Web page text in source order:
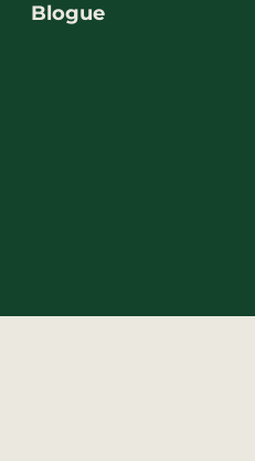
Blogue